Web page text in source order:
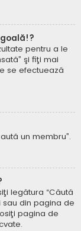
pentru a le
şi fiţi mai
se efectuează
un membru”.
legătura “Căută
sau din pagina de
pagina de